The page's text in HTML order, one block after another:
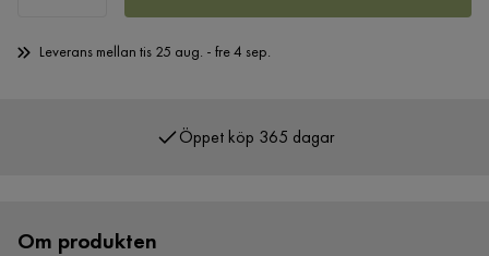
Leverans mellan tis 25 aug. - fre 4 sep.
Över 400 000 nöjda kunder
Om produkten